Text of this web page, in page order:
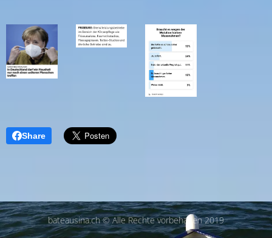
Share
bateausina.ch © Alle Rechte vorbehalten 2019